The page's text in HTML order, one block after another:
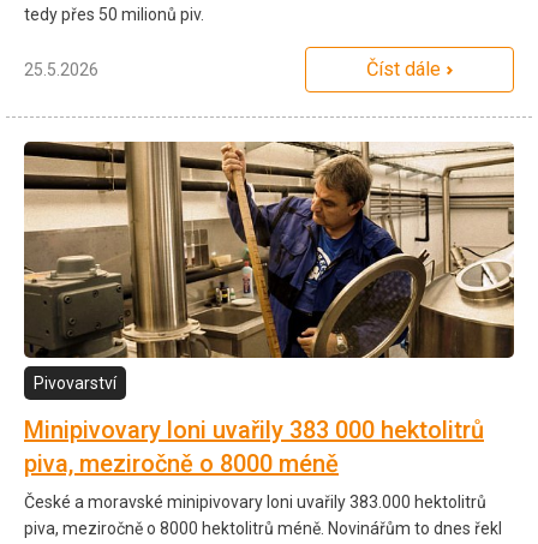
tedy přes 50 milionů piv.
25.5.2026 Číst dále
Pivovarství
Minipivovary loni uvařily 383 000 hektolitrů
piva, meziročně o 8000 méně
České a moravské minipivovary loni uvařily 383.000 hektolitrů
piva, meziročně o 8000 hektolitrů méně. Novinářům to dnes řekl